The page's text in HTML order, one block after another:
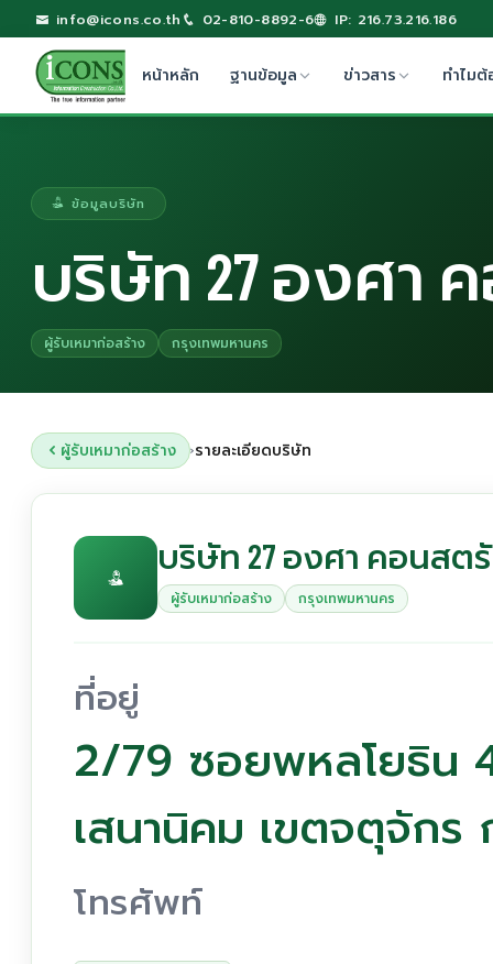
info@icons.co.th 02-810-8892-6 IP: 216.73.216.186
หน้าหลัก ฐานข้อมูล ข่าวสาร ทำไมต้
ข้อมูลบริษัท
บริษัท 27 องศา
ผู้รับเหมาก่อสร้าง กรุงเทพมหานคร
ผู้รับเหมาก่อสร้าง ›รายละเอียดบริษัท
บริษัท 27 องศา คอนสต
ผู้รับเหมาก่อสร้าง กรุงเทพมหานคร
ที่อยู่
2/79 ซอยพหลโยธิน
เสนานิคม เขตจตุจัก
โทรศัพท์